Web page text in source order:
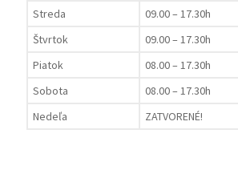
Streda
09.00 – 17.30h
Štvrtok
09.00 – 17.30h
Piatok
08.00 – 17.30h
Sobota
08.00 – 17.30h
Nedeľa
ZATVORENÉ!